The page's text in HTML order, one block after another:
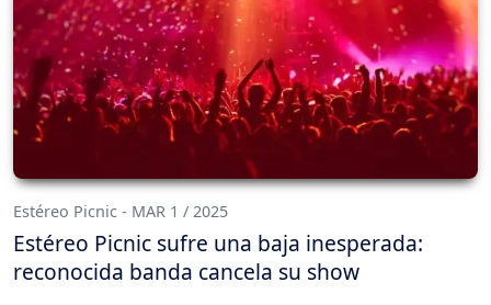
Estéreo Picnic - MAR 1 / 2025
Estéreo Picnic sufre una baja inesperada:
reconocida banda cancela su show